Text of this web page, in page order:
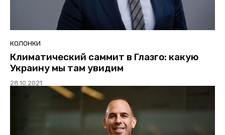
КОЛОНКИ
Климатический саммит в Глазго: какую
Украину мы там увидим
28.10.2021